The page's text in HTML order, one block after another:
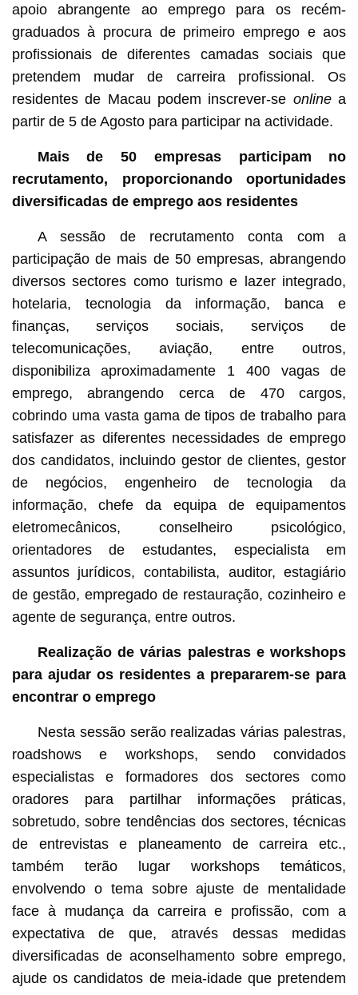
apoio abrangente ao emprego para os recém-
graduados à procura de primeiro emprego e aos
profissionais de diferentes camadas sociais que
pretendem mudar de carreira profissional. Os
residentes de Macau podem inscrever-se onlinea
partir de 5 de Agosto para participar na actividade.
Mais de 50 empresas participam no
recrutamento, proporcionando oportunidades
diversificadas de emprego aos residentes
A sessão de recrutamento conta com a
participação de mais de 50 empresas, abrangendo
diversos sectores como turismo e lazer integrado,
hotelaria, tecnologia da informação, banca e
finanças, serviços sociais, serviços de
telecomunicações, aviação, entre outros,
disponibiliza aproximadamente 1 400 vagas de
emprego, abrangendo cerca de 470 cargos,
cobrindo uma vasta gama de tipos de trabalho para
satisfazer as diferentes necessidades de emprego
dos candidatos, incluindo gestor de clientes, gestor
de negócios, engenheiro de tecnologia da
informação, chefe da equipa de equipamentos
eletromecânicos, conselheiro psicológico,
orientadores de estudantes, especialista em
assuntos jurídicos, contabilista, auditor, estagiário
de gestão, empregado de restauração, cozinheiro e
agente de segurança, entre outros.
Realização de várias palestras e workshops
para ajudar os residentes a prepararem-se para
encontrar o emprego
Nesta sessão serão realizadas várias palestras,
roadshows e workshops, sendo convidados
especialistas e formadores dos sectores como
oradores para partilhar informações práticas,
sobretudo, sobre tendências dos sectores, técnicas
de entrevistas e planeamento de carreira etc.,
também terão lugar workshops temáticos,
envolvendo o tema sobre ajuste de mentalidade
face à mudança da carreira e profissão, com a
expectativa de que, através dessas medidas
diversificadas de aconselhamento sobre emprego,
ajude os candidatos de meia-idade que pretendem